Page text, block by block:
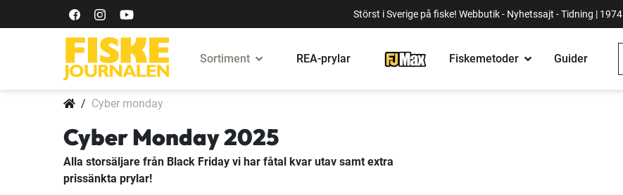
Störst i Sverige på fiske! Webbutik - Nyhetssajt - Tidning | 1974
Sortiment REA-prylar Fiskemetoder Guider
Cyber monday
Cyber Monday 2025
Alla storsäljare från Black Friday vi har fåtal kvar utav samt extra
prissänkta prylar!